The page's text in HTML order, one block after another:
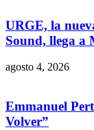
URGE, la
Sound, llega a
agosto 4, 2026
Emmanuel
Volver”